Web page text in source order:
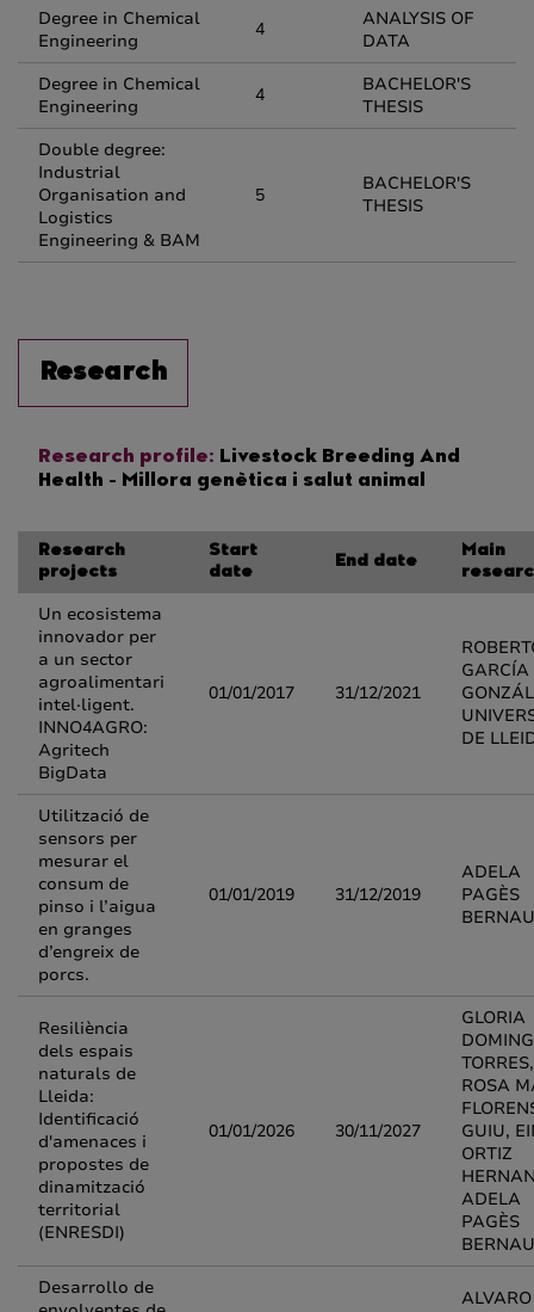
Degree in Chemical
Engineering
4
ANALYSIS OF
DATA
Degree in Chemical
Engineering
4
BACHELOR'S
THESIS
Double degree:
Industrial
Organisation and
Logistics
Engineering & BAM
5
BACHELOR'S
THESIS
Research
Research profile: Livestock Breeding And
Health - Millora genètica i salut animal
Research
projects
Start
date
End date
Main
Un ecosistema
innovador per
a un sector
agroalimentari
intel·ligent.
INNO4AGRO:
Agritech
BigData
01/01/2017 31/12/2021
GARCÍA
DE
Utilització de
sensors per
mesurar el
consum de
pinso i l’aigua
en granges
d’engreix de
porcs.
01/01/2019 31/12/2019
ADELA
PAGÈS
Resiliència
dels espais
naturals de
Lleida:
Identificació
d'amenaces i
propostes de
dinamització
territorial
(ENRESDI)
01/01/2026 30/11/2027
GLORIA
TORRES,
ROSA
GUIU,
ORTIZ
ADELA
PAGÈS
Desarrollo de